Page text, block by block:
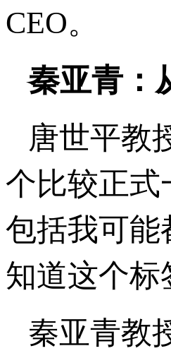
CEO。
秦亚青：
唐世平教
个比较正式
包括我可能
知道这个标
秦亚青教